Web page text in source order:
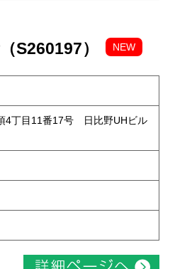
S260197） NEW
4丁目11番17号 日比野UHビル